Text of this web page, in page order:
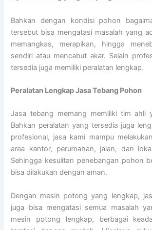
Bahkan dengan kondisi pohon
tersebut bisa mengatasi masalah yang
memangkas, merapikan, hingga
sendiri atau mencabut akar. Selain
tersedia juga memiliki peralatan lengkap.
Peralatan Lengkap Jasa Tebang Pohon
Jasa tebang memang memiliki tim ahli
Bahkan peralatan yang tersedia juga
profesional, jasa kami mampu
area kantor, perumahan, jalan, dan
Sehingga kesulitan penebangan pohon
bisa dilakukan dengan aman.
Dengan mesin potong yang lengkap,
juga bisa mengatasi semua masalah
mesin potong lengkap, berbagai